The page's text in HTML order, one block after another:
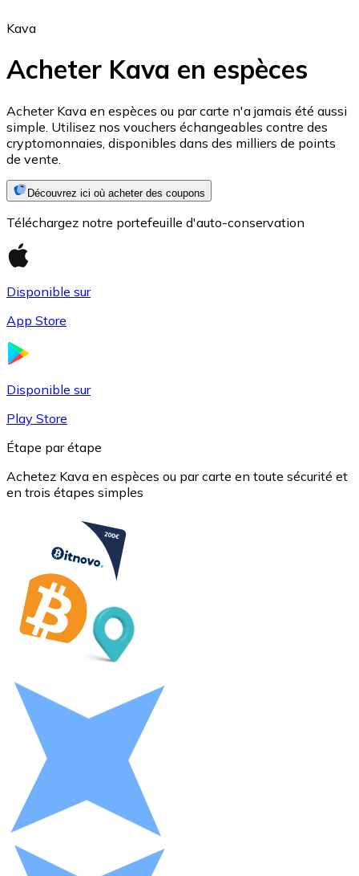
Ethereum
ETH
Litecoin
LTC
XRP
Kava
Acheter Kava en espèces
Acheter Kava en espèces ou par carte n'a jamais été aussi
simple. Utilisez nos vouchers échangeables contre des
cryptomonnaies, disponibles dans des milliers de points
de vente.
Découvrez ici où acheter des coupons
Téléchargez notre portefeuille d'auto-conservation
Disponible sur
App Store
Disponible sur
Play Store
Étape par étape
Achetez Kava en espèces ou par carte en toute sécurité et
en trois étapes simples